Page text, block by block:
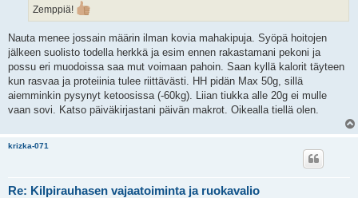
Zemppiä!
Nauta menee jossain määrin ilman kovia mahakipuja. Syöpä hoitojen
jälkeen suolisto todella herkkä ja esim ennen rakastamani pekoni ja
possu eri muodoissa saa mut voimaan pahoin. Saan kyllä kalorit täyteen
kun rasvaa ja proteiinia tulee riittävästi. HH pidän Max 50g, sillä
aiemminkin pysynyt ketoosissa (-60kg). Liian tiukka alle 20g ei mulle
vaan sovi. Katso päiväkirjastani päivän makrot. Oikealla tiellä olen.
krizka-071
Re: Kilpirauhasen vajaatoiminta ja ruokavalio